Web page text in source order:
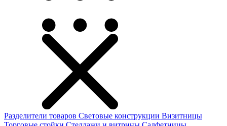
Разделители товаров Световые конструкции Визитницы